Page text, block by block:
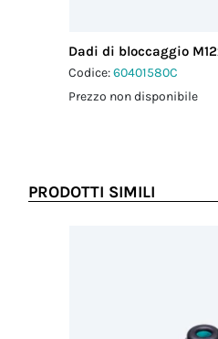
Dadi di bloccaggio
Codice:60401580C
Prezzo non disponibile
PRODOTTI SIMILI